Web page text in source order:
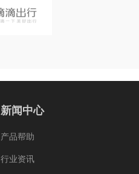
新闻中心
产品帮助
行业资讯